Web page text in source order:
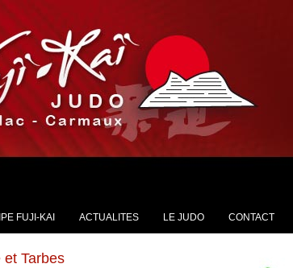
FUJI-KAI ACTUALITES LE JUDO CONTACT
et Tarbes